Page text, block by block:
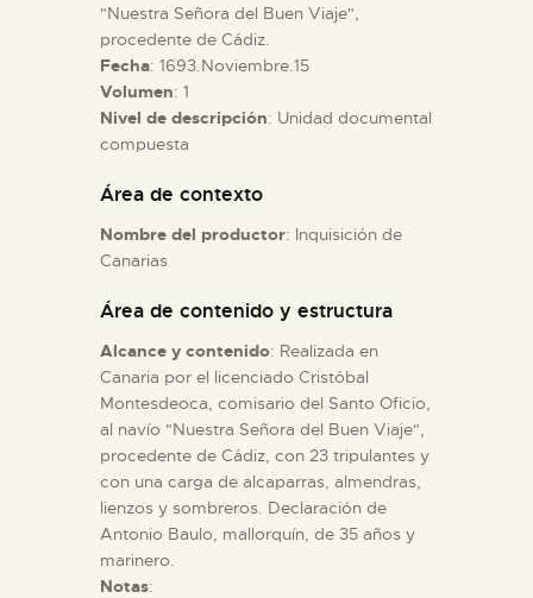
EL MUSEO
COLECCIONES
ESPAÑOL
"Nuestra Señora del Buen Viaje",
procedente de Cádiz.
Fecha: 1693.Noviembre.15
Volumen: 1
Nivel de descripción: Unidad documental
compuesta
Área de contexto
Nombre del productor: Inquisición de
Canarias
Área de contenido y estructura
Alcance y contenido: Realizada en
Canaria por el licenciado Cristóbal
Montesdeoca, comisario del Santo Oficio,
al navío "Nuestra Señora del Buen Viaje",
procedente de Cádiz, con 23 tripulantes y
con una carga de alcaparras, almendras,
lienzos y sombreros. Declaración de
Antonio Baulo, mallorquín, de 35 años y
marinero.
Notas: